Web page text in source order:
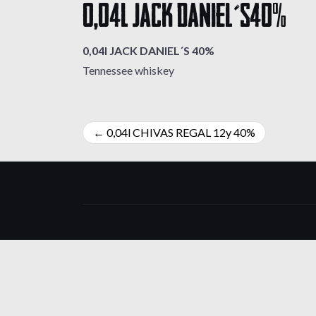
0,04l JACK DANIEL´S 40%
0,04l JACK DANIEL´S 40%
Tennessee whiskey
Navigácia
v
0,04l CHIVAS REGAL 12y 40%